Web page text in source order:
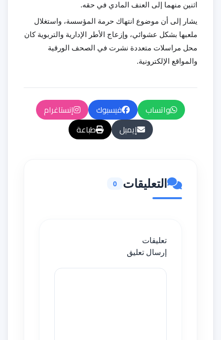
اثنين منهما إلى العنف المادي في حقه.
يشار إلى أن موضوع انتهاك حرمة المؤسسة، واستغلال
ملعبها بشكل عشوائي، وإزعاج الأطر الإدارية والتربوية كان
محل مراسلات متعددة نشرت في الصحف الورقية
والمواقع الإلكترونية.
واتساب فيسبوك
إنستاغرام
إيميل
طباعة
التعليقات 0
تعليقات
إرسال تعليق